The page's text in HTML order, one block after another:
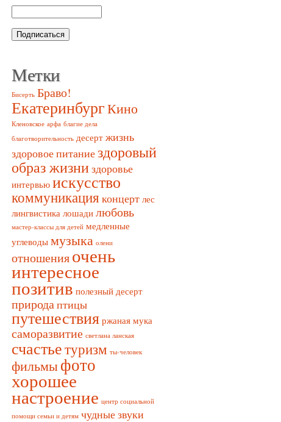
Метки
Бисерть Браво!
ЕкатеринбургКино
Кленовское арфа благие дела
благотворительность десерт жизнь
здоровое питаниездоровый
образ жизниздоровье
интервью искусство
коммуникация концерт лес
лингвистика лошади любовь
мастер-классы для детей медленные
углеводы музыка олени
отношенияочень
интересное
позитив полезный десерт
природаптицы
путешествия ржаная мука
саморазвитие светлана ланская
счастьетуризм ты-человек
фильмыфото
хорошее
настроение центр социальной
помощи семьи и детям чудные звуки